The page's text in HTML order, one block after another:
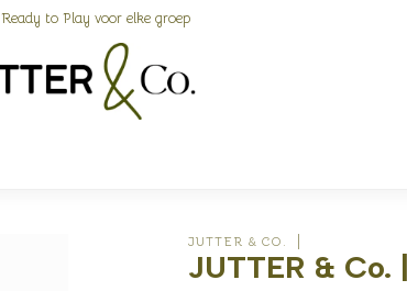
Ready to Play voor elke groep
JUTTER & CO.
JUTTER &